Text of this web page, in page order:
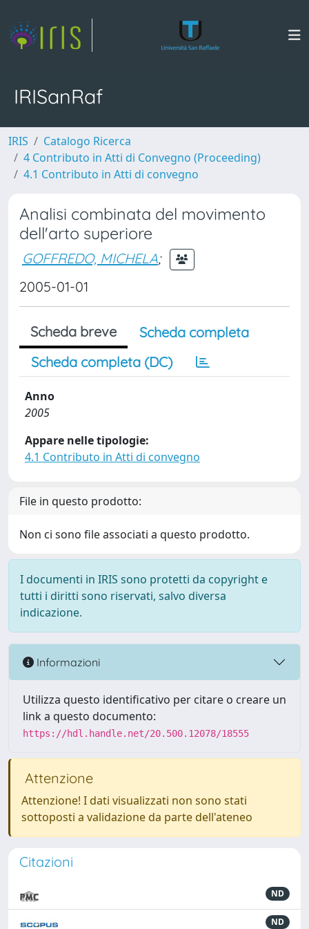
IRISanRaf
IRIS
Catalogo Ricerca
4 Contributo in Atti di Convegno (Proceeding)
4.1 Contributo in Atti di convegno
Analisi combinata del movimento
dell'arto superiore
GOFFREDO, MICHELA;
2005-01-01
Scheda breve
Scheda completa
Scheda completa (DC)
Anno
2005
Appare nelle tipologie:
4.1 Contributo in Atti di convegno
File in questo prodotto:
Non ci sono file associati a questo prodotto.
I documenti in IRIS sono protetti da copyright e
tutti i diritti sono riservati, salvo diversa
indicazione.
Informazioni
Utilizza questo identificativo per citare o creare un
link a questo documento:
https://hdl.handle.net/20.500.12078/18555
Attenzione
Attenzione! I dati visualizzati non sono stati
sottoposti a validazione da parte dell'ateneo
Citazioni
ND
ND